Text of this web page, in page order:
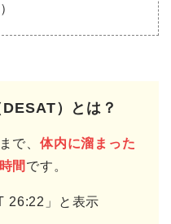
）とは？
で、 体内に溜まった
間 です。
26:22」と表示